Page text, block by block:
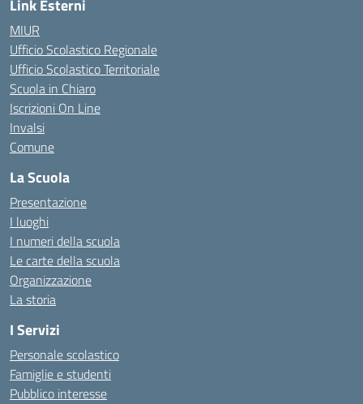
Link Esterni
MIUR
Ufficio Scolastico Regionale
Ufficio Scolastico Territoriale
Scuola in Chiaro
Iscrizioni On Line
Invalsi
Comune
La Scuola
Presentazione
I luoghi
I numeri della scuola
Le carte della scuola
Organizzazione
La storia
I Servizi
Personale scolastico
Famiglie e studenti
Pubblico interesse